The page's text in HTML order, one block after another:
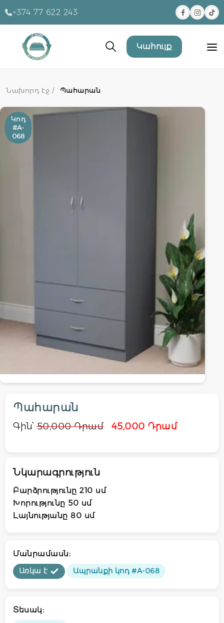
+374 77 622 243
Կահույք
Նախորդ էջ / Պահարան
Կոդ
#A-
068
Պահարան
Գին՝50,000 Դրամ 45,000 Դրամ
Նկարագրություն
Բարձրությունը 210 սմ
Խորությունը 50 սմ
Լայնությանը 80 սմ
Մանրամասն:
Առկա է Ապրանքի կոդ #A-068
Տեսակ: